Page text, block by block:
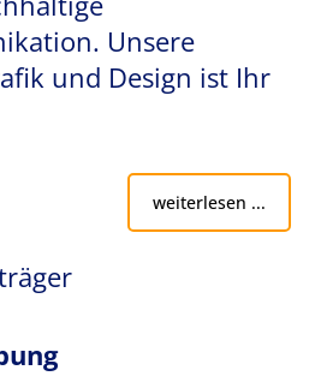
Unsere
und Design ist Ihr
weiterlesen ...